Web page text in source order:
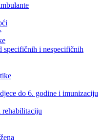
specifičnih i nespecifičnih
do 6. godine i imunizaciju
rehabilitaciju